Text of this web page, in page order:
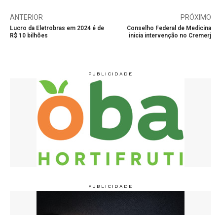
ANTERIOR
Lucro da Eletrobras em 2024 é de
R$ 10 bilhões
PRÓXIMO
Conselho Federal de Medicina
inicia intervenção no Cremerj